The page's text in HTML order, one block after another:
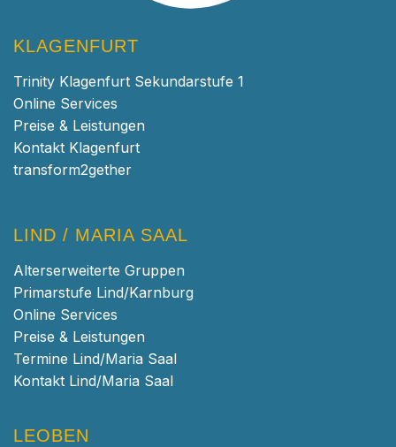
KLAGENFURT
Trinity Klagenfurt Sekundarstufe 1
Online Services
Preise & Leistungen
Kontakt Klagenfurt
transform2gether
LIND / MARIA SAAL
Alterserweiterte Gruppen
Primarstufe Lind/Karnburg
Online Services
Preise & Leistungen
Termine Lind/Maria Saal
Kontakt Lind/Maria Saal
LEOBEN